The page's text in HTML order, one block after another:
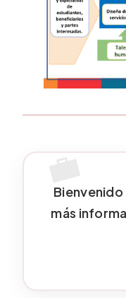
Bienvenido
más